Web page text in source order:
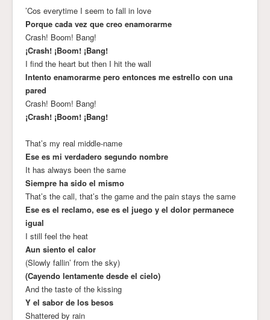
’Cos everytime I seem to fall in love
Porque cada vez que creo enamorarme
Crash! Boom! Bang!
¡Crash! ¡Boom! ¡Bang!
I find the heart but then I hit the wall
Intento enamorarme pero entonces me estrello con una
pared
Crash! Boom! Bang!
¡Crash! ¡Boom! ¡Bang!
That’s my real middle-name
Ese es mi verdadero segundo nombre
It has always been the same
Siempre ha sido el mismo
That’s the call, that’s the game and the pain stays the same
Ese es el reclamo, ese es el juego y el dolor permanece
igual
I still feel the heat
Aun siento el calor
(Slowly fallin’ from the sky)
(Cayendo lentamente desde el cielo)
And the taste of the kissing
Y el sabor de los besos
Shattered by rain